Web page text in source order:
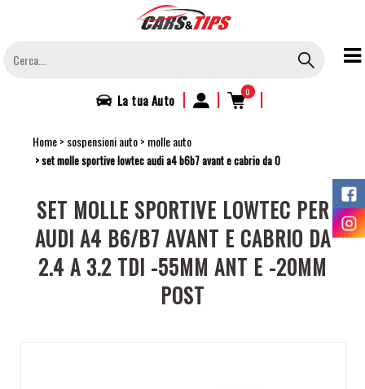
contenuto
principale
La tuaAuto | | 0 |
Home sospensioni auto molle auto
set molle sportive lowtec audi a4 b6b7 avant e cabrio da 0
SET MOLLE SPORTIVE LOWTEC PER
AUDI A4 B6/B7 AVANT E CABRIO DA
2.4 A 3.2 TDI -55MM ANT E -20MM
POST